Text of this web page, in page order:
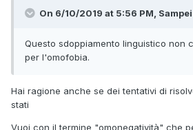
On 6/10/2019 at 5:56 PM,
Questo sdoppiamento linguistico non
per l'omofobia.
Hai ragione anche se dei tentativi di
stati
Vuoi con il termine "omonegatività" che